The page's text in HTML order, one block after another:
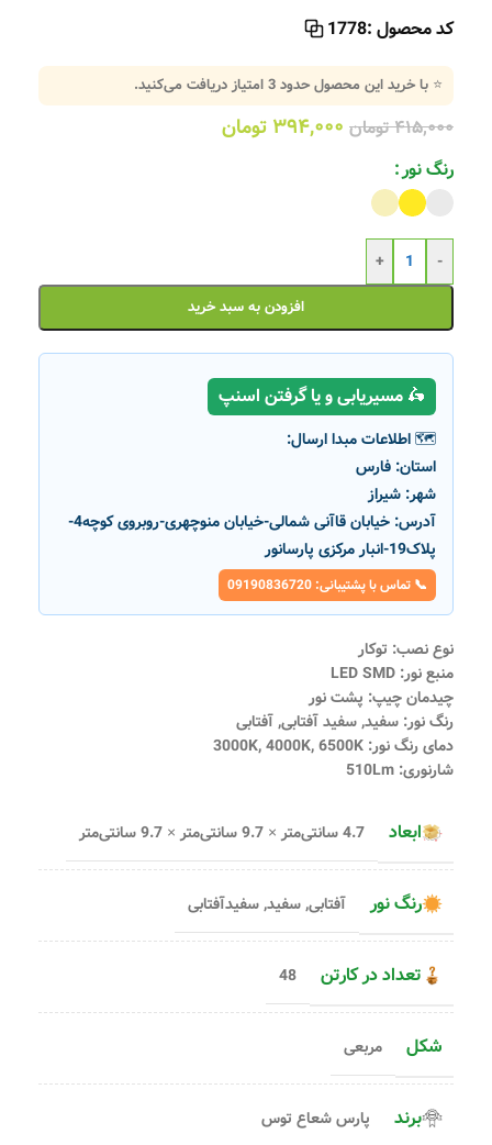
کد محصول :1778
⭐ با خرید این محصول حدود3امتیاز دریافت می‌کنید.
۴۱۵,۰۰۰تومان ۳۹۴,۰۰۰ تومان
رنگ نور
-
+
افزودن به سبد خرید
🛵 مسیریابی و یا گرفتن اسنپ
🗺️ اطلاعات مبدا ارسال:
استان: فارس
شهر: شیراز
آدرس:
خیابان قاآنی شمالی-خیابان منوچهری-روبروی کوچه4-
پلاک19-انبار مرکزی پارسانور
📞 تماس با پشتیبانی: 09190836720
نوع نصب: توکار
منبع نور: LED SMD
چیدمان چیپ: پشت نور
رنگ نور: سفید, سفید آفتابی, آفتابی
دمای رنگ نور: 3000K, 4000K, 6500K
شارنوری: 510Lm
ابعاد 4.7 سانتی‌متر × 9.7 سانتی‌متر × 9.7 سانتی‌متر
رنگ نور آفتابی,سفید,سفیدآفتابی
تعداد در کارتن 48
شکل مربعی
برند پارس شعاع توس